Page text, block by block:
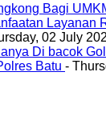
Bagi
Layanan
02 July
Di bacok
Batu -